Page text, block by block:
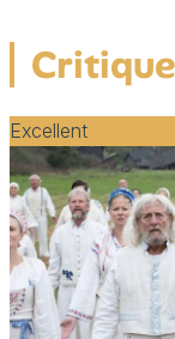
Excellent